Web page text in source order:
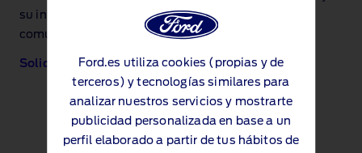
Ford.es utiliza cookies (propias y de
terceros) y tecnologías similares para
analizar nuestros servicios y mostrarte
publicidad personalizada en base a un
perfil elaborado a partir de tus hábitos de
su instalación en tu vivienda unifamiliar o garaje
comunitario.
Solicita tu instalación aquí